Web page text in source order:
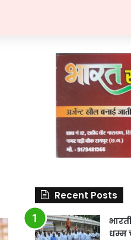
Recent Posts
धम्म